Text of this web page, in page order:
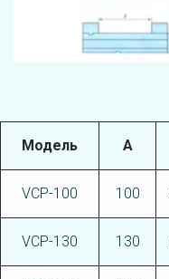
Модель А
VCP-100 100
VCP-130 130